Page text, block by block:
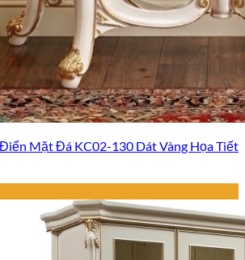
Điển Mặt Đá KC02-130 Dát Vàng Họa Tiết